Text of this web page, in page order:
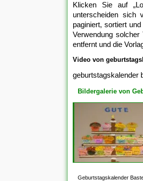
Klicken Sie auf
unterscheiden sich
paginiert, sortiert
Verwendung
entfernt und die
Video von
geburtstagskalender
Bildergalerie von
Geburtstagskalender